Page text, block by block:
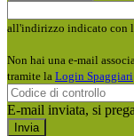
all'indirizzo indicato con
Non hai una e-mail
tramite la Login Spaggiari
E-mail inviata, si